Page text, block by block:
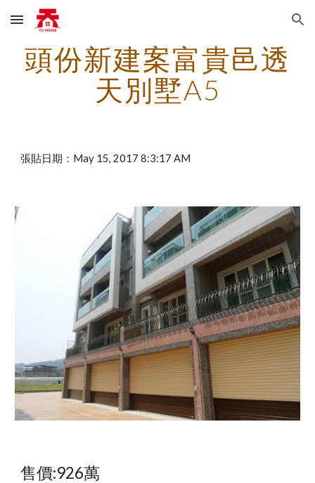
Skip to main content Skip to navigation
頭份新建案富貴邑透
天別墅A5
張貼日期：May 15, 2017 8:3:17 AM
售價:926萬